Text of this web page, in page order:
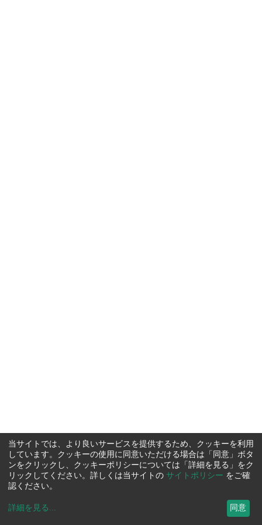
当サイトでは、より良いサービスを提供するため、クッキーを利用
しています。クッキーの使用に同意いただける場合は「同意」ボタ
ンをクリックし、クッキーポリシーについては「詳細を見る」をク
リックしてください。詳しくは当サイトの サイトポリシー をご確
認ください。
詳細を見る ... 同意